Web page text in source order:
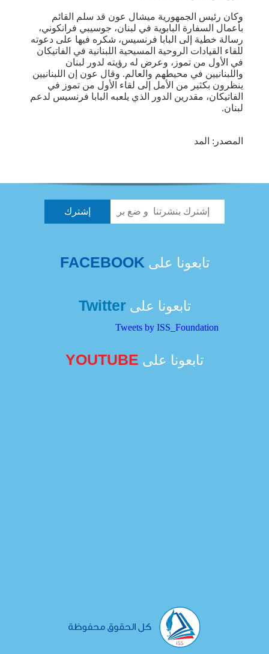
وكان رئيس الجمهورية ميشال عون قد سلم القائم
بأعمال السفارة البابوية في لبنان، جوسيبي فرانكوني،
رسالة خطية إلى البابا فرنسيس، شكره فيها على دعوته
للقاء القيادات الروحية المسيحية اللبنانية في الفاتيكان
في الأول من تموز، وعرض له رؤيته لدور لبنان
واللبنانيين في محيطهم والعالم. وقال عون إن اللبنانيين
ينظرون بكثير من الأمل إلى لقاء الأول من تموز في
الفاتيكان، مقدرين الدور الذي يلعبه البابا فرنسيس لدعم
لبنان.
المصدر: المد
تابعونا على FACEBOOK
تابعونا علىTwitter
Tweets by ISS_Foundation
تابعونا على YOUTUBE